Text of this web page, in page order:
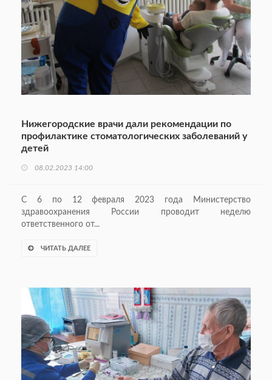
Нижегородские врачи дали рекомендации по
профилактике стоматологических заболеваний у
детей
08.02.2023 14:00
С 6 по 12 февраля 2023 года Министерство
здравоохранения России проводит неделю
ответственного от...
ЧИТАТЬ ДАЛЕЕ